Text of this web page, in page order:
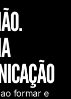
formar e